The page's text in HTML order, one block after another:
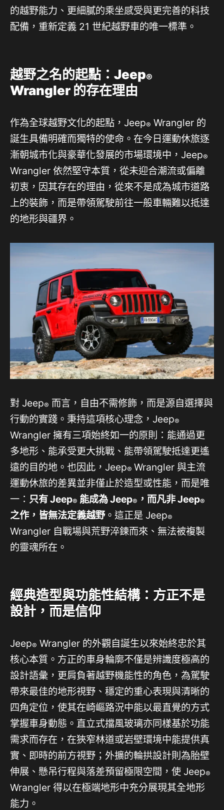
的越野能力、更細膩的乘坐感受與更完善的科技
配備，重新定義 21 世紀越野車的唯一標準。
越野之名的起點： Jeep®
Wrangler 的存在理由
作為全球越野文化的起點，Jeep® Wrangler 的
誕生具備明確而獨特的使命。在今日運動休旅逐
漸朝城市化與豪華化發展的市場環境中，Jeep®
Wrangler 依然堅守本質，從未迎合潮流或偏離
初衷，因其存在的理由，從來不是成為城市道路
上的裝飾，而是帶領駕駛前往一般車輛難以抵達
的地形與疆界。
對 Jeep® 而言，自由不需修飾，而是源自選擇與
行動的實踐。秉持這項核心理念，Jeep®
Wrangler 擁有三項始終如一的原則：能通過更
多地形、能承受更大挑戰、能帶領駕駛抵達更遙
遠的目的地。也因此，Jeep® Wrangler 與主流
運動休旅的差異並非僅止於造型或性能，而是唯
一： 只有Jeep® 能成為Jeep® ，而凡非Jeep®
之作，皆無法定義越野。這正是 Jeep®
Wrangler 自戰場與荒野淬鍊而來、無法被複製
的靈魂所在。
經典造型與功能性結構：方正不是
設計，而是信仰
Jeep® Wrangler 的外觀自誕生以來始終忠於其
核心本質。方正的車身輪廓不僅是辨識度極高的
設計語彙，更肩負著越野機能性的角色，為駕駛
帶來最佳的地形視野、穩定的重心表現與清晰的
四角定位，使其在崎嶇路況中能以最直覺的方式
掌握車身動態。直立式擋風玻璃亦同樣基於功能
需求而存在，在狹窄林道或岩壁環境中能提供真
實、即時的前方視野；外擴的輪拱設計則為胎壁
伸展、懸吊行程與落差預留極限空間，使 Jeep®
Wrangler 得以在極端地形中充分展現其全地形
能力。